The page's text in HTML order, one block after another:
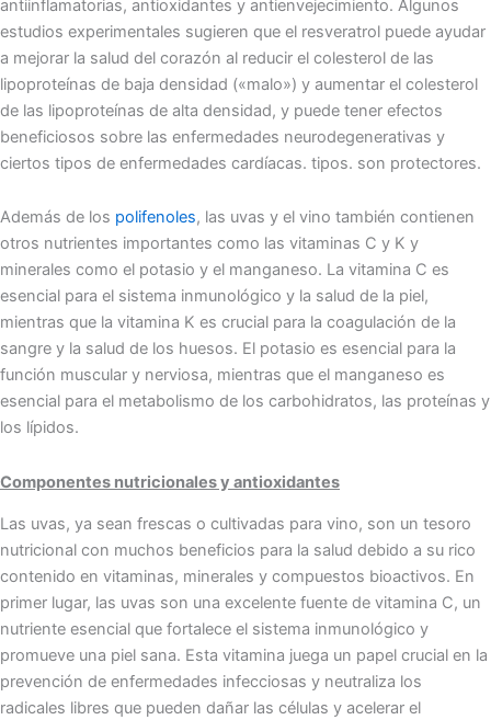
antiinflamatorias, antioxidantes y antienvejecimiento. Algunos
estudios experimentales sugieren que el resveratrol puede ayudar
a mejorar la salud del corazón al reducir el colesterol de las
lipoproteínas de baja densidad («malo») y aumentar el colesterol
de las lipoproteínas de alta densidad, y puede tener efectos
beneficiosos sobre las enfermedades neurodegenerativas y
ciertos tipos de enfermedades cardíacas. tipos. son protectores.
Además de los polifenoles, las uvas y el vino también contienen
otros nutrientes importantes como las vitaminas C y K y
minerales como el potasio y el manganeso. La vitamina C es
esencial para el sistema inmunológico y la salud de la piel,
mientras que la vitamina K es crucial para la coagulación de la
sangre y la salud de los huesos. El potasio es esencial para la
función muscular y nerviosa, mientras que el manganeso es
esencial para el metabolismo de los carbohidratos, las proteínas y
los lípidos.
Componentes nutricionales y antioxidantes
Las uvas, ya sean frescas o cultivadas para vino, son un tesoro
nutricional con muchos beneficios para la salud debido a su rico
contenido en vitaminas, minerales y compuestos bioactivos. En
primer lugar, las uvas son una excelente fuente de vitamina C, un
nutriente esencial que fortalece el sistema inmunológico y
promueve una piel sana. Esta vitamina juega un papel crucial en la
prevención de enfermedades infecciosas y neutraliza los
radicales libres que pueden dañar las células y acelerar el